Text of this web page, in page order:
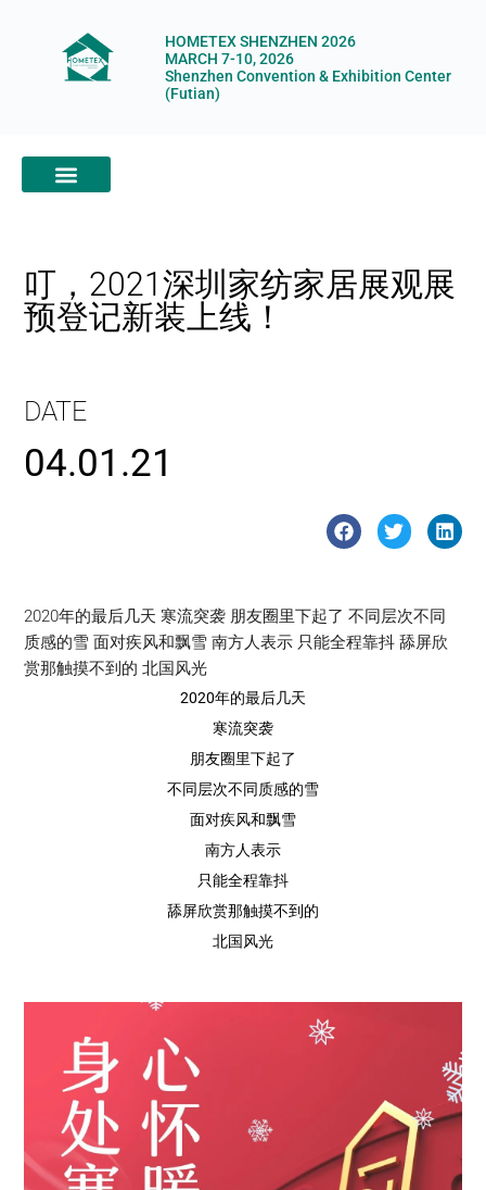
HOMETEX SHENZHEN 2026
MARCH 7-10, 2026
Shenzhen Convention & Exhibition Center
(Futian)
叮，2021深圳家纺家居展观展
预登记新装上线！
DATE
04.01.21
2020年的最后几天 寒流突袭 朋友圈里下起了 不同层次不同
质感的雪 面对疾风和飘雪 南方人表示 只能全程靠抖 舔屏欣
赏那触摸不到的 北国风光
2020年的最后几天
寒流突袭
朋友圈里下起了
不同层次不同质感的雪
面对疾风和飘雪
南方人表示
只能全程靠抖
舔屏欣赏那触摸不到的
北国风光